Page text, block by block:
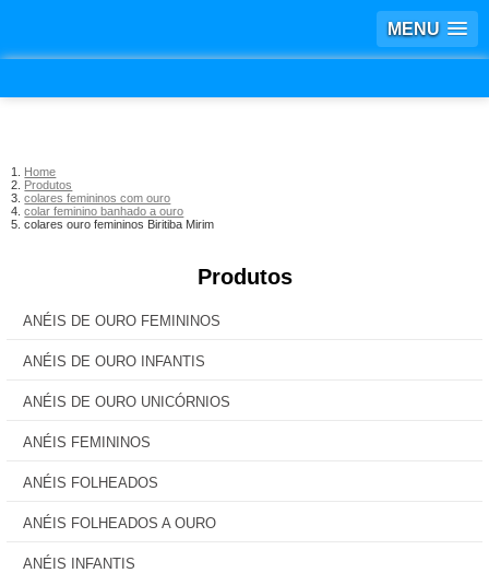
MENU
Home
Produtos
colares femininos com ouro
colar feminino banhado a ouro
colares ouro femininos Biritiba Mirim
Produtos
ANÉIS DE OURO FEMININOS
ANÉIS DE OURO INFANTIS
ANÉIS DE OURO UNICÓRNIOS
ANÉIS FEMININOS
ANÉIS FOLHEADOS
ANÉIS FOLHEADOS A OURO
ANÉIS INFANTIS